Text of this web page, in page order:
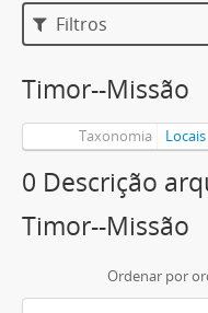
Filtros
Timor--Missão
Taxonomia Locais
0 Descrição
Timor--Missão
Ordenar por